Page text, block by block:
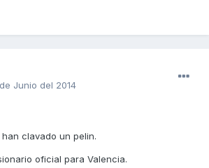
de Junio del 2014
clavado un pelin.
oficial para Valencia.